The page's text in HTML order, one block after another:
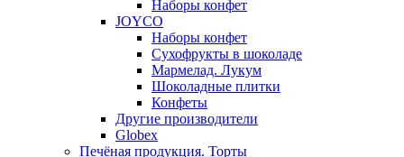
Наборы конфет
JOYCO
Наборы конфет
Сухофрукты в шоколаде
Мармелад. Лукум
Шоколадные плитки
Конфеты
Другие производители
Globex
Печёная продукция. Торты